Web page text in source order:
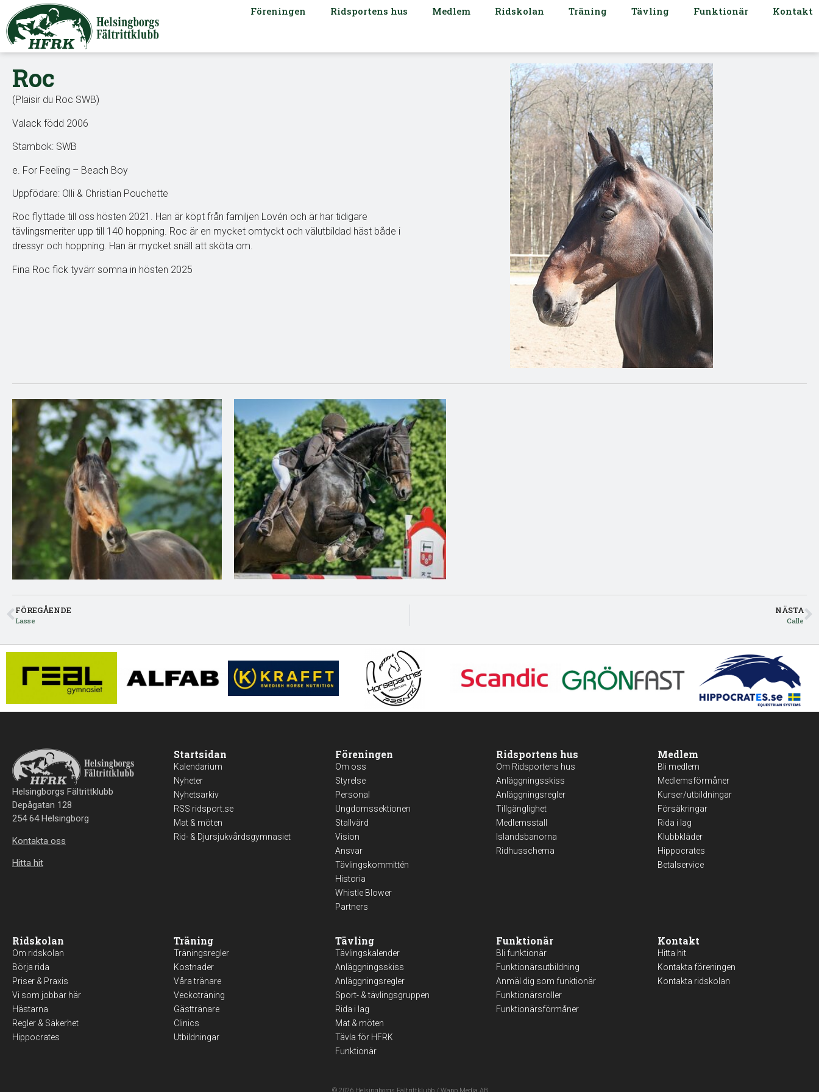
Föreningen Ridsportens hus Medlem Ridskolan Träning Tävling Funktionär Kontakt
Roc
(Plaisir du Roc SWB)
Valack född 2006
Stambok: SWB
e. For Feeling – Beach Boy
Uppfödare: Olli & Christian Pouchette
Roc flyttade till oss hösten 2021. Han är köpt från familjen Lovén och är har tidigare
tävlingsmeriter upp till 140 hoppning. Roc är en mycket omtyckt och välutbildad häst både i
dressyr och hoppning. Han är mycket snäll att sköta om.
Fina Roc fick tyvärr somna in hösten 2025
FÖREGÅENDE
Lasse
NÄSTA
Calle
Helsingborgs Fältrittklubb
Depågatan 128
254 64 Helsingborg
Kontakta oss
Hitta hit
Startsidan
Kalendarium
Nyheter
Nyhetsarkiv
RSS ridsport.se
Mat & möten
Rid- & Djursjukvårdsgymnasiet
Föreningen
Om oss
Styrelse
Personal
Ungdomssektionen
Stallvärd
Vision
Ansvar
Tävlingskommittén
Historia
Whistle Blower
Partners
Ridsportens hus
Om Ridsportens hus
Anläggningsskiss
Anläggningsregler
Tillgänglighet
Medlemsstall
Islandsbanorna
Ridhusschema
Medlem
Bli medlem
Medlemsförmåner
Kurser/utbildningar
Försäkringar
Rida i lag
Klubbkläder
Hippocrates
Betalservice
Ridskolan
Om ridskolan
Börja rida
Priser & Praxis
Vi som jobbar här
Hästarna
Regler & Säkerhet
Hippocrates
Träning
Träningsregler
Kostnader
Våra tränare
Veckoträning
Gästtränare
Clinics
Utbildningar
Tävling
Tävlingskalender
Anläggningsskiss
Anläggningsregler
Sport- & tävlingsgruppen
Rida i lag
Mat & möten
Tävla för HFRK
Funktionär
Funktionär
Bli funktionär
Funktionärsutbildning
Anmäl dig som funktionär
Funktionärsroller
Funktionärsförmåner
Kontakt
Hitta hit
Kontakta föreningen
Kontakta ridskolan
© 2026 Helsingborgs Fältrittklubb/ Wapp Media AB